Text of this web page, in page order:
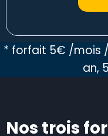
* forfait 5€ /mois /
an,
Nos trois